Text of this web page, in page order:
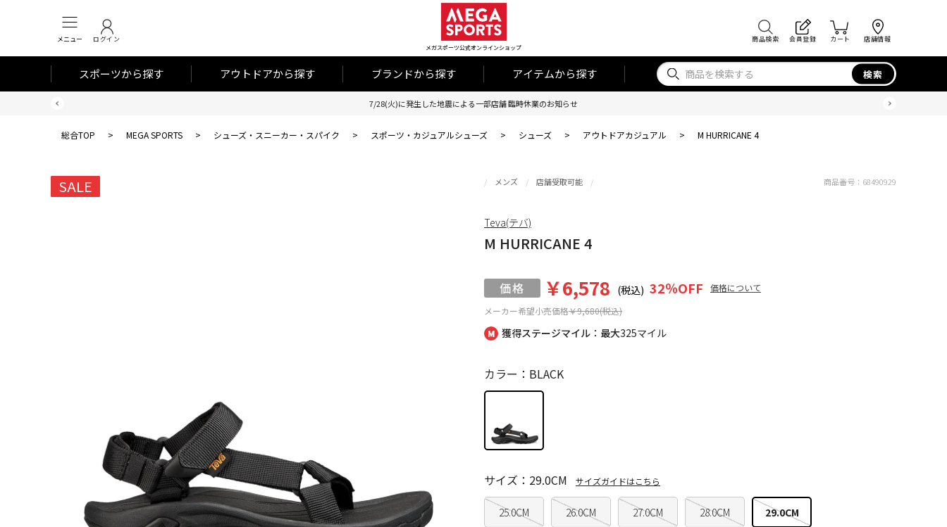
メニュー ログイン
メガスポーツ公式オンラインショップ
商品検索 会員登録 カート 店舗情報
スポーツから探す アウトドアから探す ブランドから探す アイテムから探す 検索
7/28(火)に発生した地震による一部店舗 臨時休業のお知らせ
総合TOP > MEGA SPORTS > シューズ・スニーカー・スパイク > スポーツ・カジュアルシューズ > シューズ > アウトドアカジュアル > M HURRICANE 4
SALE
獲得ステージマイル：最大325マイル
メンズ 店舗受取可能
M HURRICANE 4
メーカー希望小売価格￥9,680(税込)
￥6,578 (税込) 32％OFF 価格について
カラー：BLACK
25.0CM 26.0CM 27.0CM 28.0CM 29.0CM
サイズ：29.0CM サイズガイドはこちら
商品番号： 68490929
Teva(テバ)